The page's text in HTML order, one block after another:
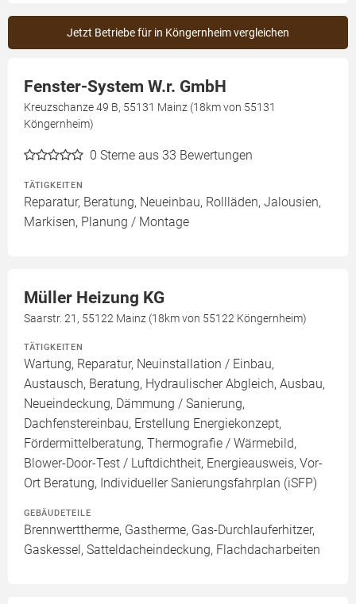
Jetzt Betriebe für in Köngernheim vergleichen
Fenster-System W.r. GmbH
Kreuzschanze 49 B, 55131 Mainz (18km von 55131
Köngernheim)
0 Sterne aus 33 Bewertungen
TÄTIGKEITEN
Reparatur, Beratung, Neueinbau, Rollläden, Jalousien,
Markisen, Planung / Montage
Müller Heizung KG
Saarstr. 21, 55122 Mainz (18km von 55122 Köngernheim)
TÄTIGKEITEN
Wartung, Reparatur, Neuinstallation / Einbau,
Austausch, Beratung, Hydraulischer Abgleich, Ausbau,
Neueindeckung, Dämmung / Sanierung,
Dachfenstereinbau, Erstellung Energiekonzept,
Fördermittelberatung, Thermografie / Wärmebild,
Blower-Door-Test / Luftdichtheit, Energieausweis, Vor-
Ort Beratung, Individueller Sanierungsfahrplan (iSFP)
GEBÄUDETEILE
Brennwerttherme, Gastherme, Gas-Durchlauferhitzer,
Gaskessel, Satteldacheindeckung, Flachdacharbeiten